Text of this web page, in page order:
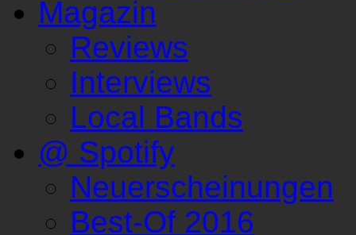
Magazin
Reviews
Interviews
Local Bands
@ Spotify
Neuerscheinungen
Best-Of 2016